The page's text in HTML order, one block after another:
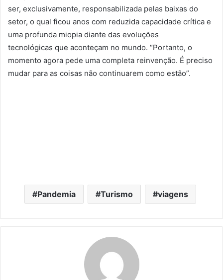
ser, exclusivamente, responsabilizada pelas baixas do
setor, o qual ficou anos com reduzida capacidade crítica e
uma profunda miopia diante das evoluções
tecnológicas que aconteçam no mundo. “Portanto, o
momento agora pede uma completa reinvenção. É preciso
mudar para as coisas não continuarem como estão”.
Pandemia Turismo viagens